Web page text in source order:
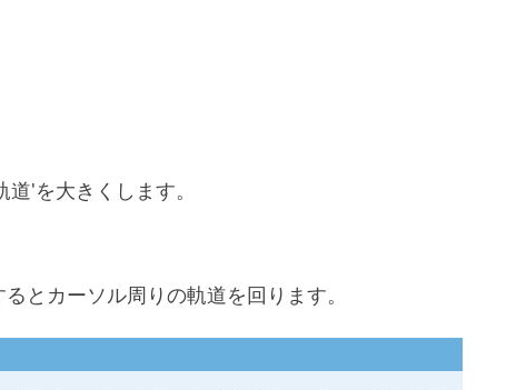
'を大きくします。
とカーソル周りの軌道を回ります。